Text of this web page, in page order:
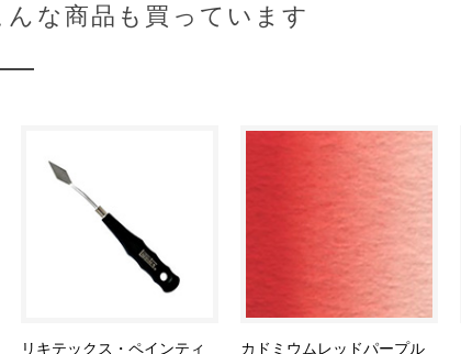
な商品も買っています
リキテックス・ペインティ
カドミウムレッドパープル